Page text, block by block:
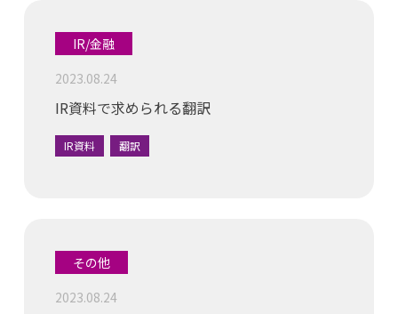
IR/金融
2023.08.24
IR資料で求められる翻訳
IR資料 翻訳
その他
2023.08.24